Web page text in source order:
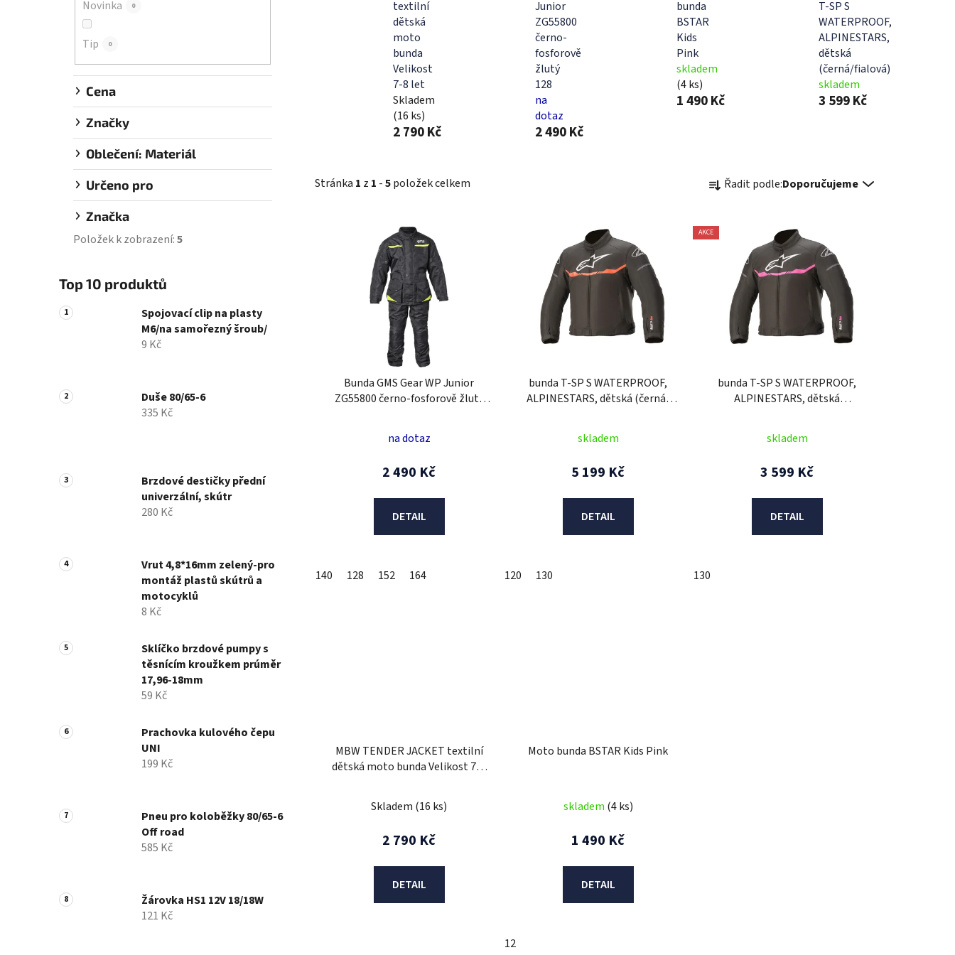
Novinka 0
Tip 0
Cena
Značky
Oblečení: Materiál
Určeno pro
Značka
Položek k zobrazení:5
Top 10 produktů
Spojovací clip na plasty
M6/na samořezný šroub/
9 Kč
Duše 80/65-6
335 Kč
Brzdové destičky přední
univerzální, skútr
280 Kč
Vrut 4,8*16mm zelený-pro
montáž plastů skútrů a
motocyklů
8 Kč
Sklíčko brzdové pumpy s
těsnícím kroužkem prúměr
17,96-18mm
59 Kč
Prachovka kulového čepu
UNI
199 Kč
Pneu pro koloběžky 80/65-6
Off road
585 Kč
Žárovka HS1 12V 18/18W
121 Kč
textilní
dětská
moto
bunda
Velikost
7-8 let
Skladem
(16 ks)
2 790 Kč
Junior
ZG55800
černo-
fosforově
žlutý
128
na
dotaz
2 490 Kč
bunda
BSTAR
Kids
Pink
skladem
(4 ks)
1 490 Kč
T-SP S
WATERPROOF,
ALPINESTARS,
dětská
(černá/fialová)
skladem
3 599 Kč
Stránka 1 z 1 -5položek celkem
a
e
Řadit podle:Doporučujeme
Bunda GMS Gear WP Junior
ZG55800 černo-fosforově žlutý
na dotaz
2 490 Kč
DETAIL
140 128 152 164
bunda T-SP S WATERPROOF,
ALPINESTARS, dětská (černá/
skladem
5 199 Kč
DETAIL
120 130
AKCE
bunda T-SP S WATERPROOF,
ALPINESTARS, dětská
skladem
3 599 Kč
DETAIL
130
MBW TENDER JACKET textilní
dětská moto bunda Velikost 7-8
Skladem (16 ks)
2 790 Kč
DETAIL
Moto bunda BSTAR Kids Pink
skladem (4 ks)
1 490 Kč
DETAIL
12